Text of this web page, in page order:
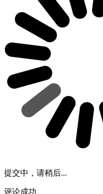
提交中，请稍后...
评论成功